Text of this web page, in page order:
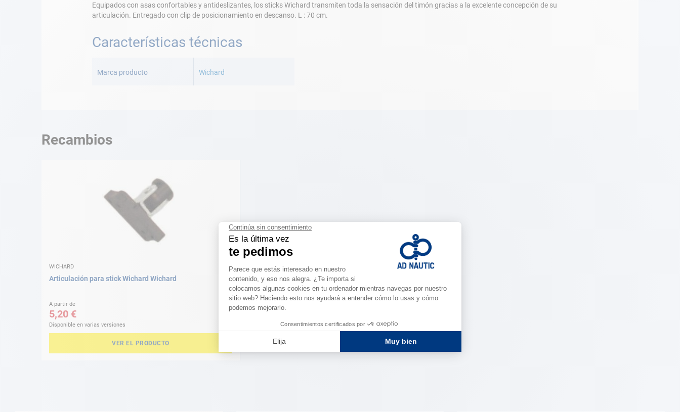
Equipados con asas confortables y antideslizantes, los sticks Wichard transmiten toda la sensación del timón gracias a la excelente concepción de su
articulación. Entregado con clip de posicionamiento en descanso. L : 70 cm.
Características técnicas
Información
Marca producto Wichard
Recambios
WICHARD
Articulación para stick Wichard Wichard
A partir de
5,20 €
Disponible en varias versiones
VER EL PRODUCTO